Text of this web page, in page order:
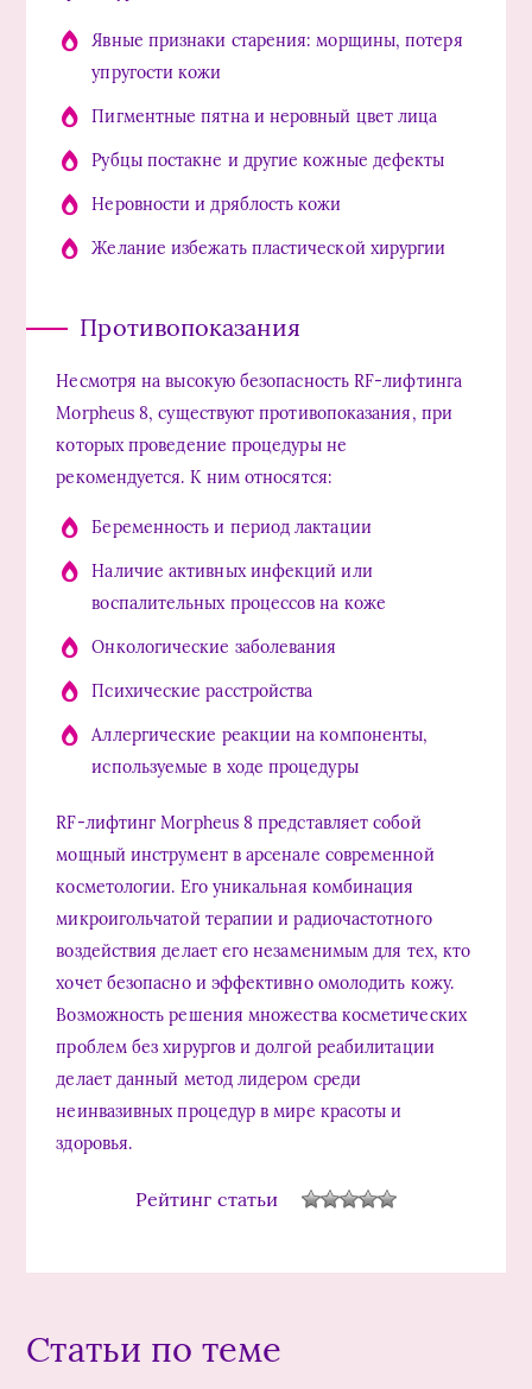
Явные признаки старения: морщины, потеря
упругости кожи
Пигментные пятна и неровный цвет лица
Рубцы постакне и другие кожные дефекты
Неровности и дряблость кожи
Желание избежать пластической хирургии
Противопоказания
Несмотря на высокую безопасность RF-лифтинга
Morpheus 8, существуют противопоказания, при
которых проведение процедуры не
рекомендуется. К ним относятся:
Беременность и период лактации
Наличие активных инфекций или
воспалительных процессов на коже
Онкологические заболевания
Психические расстройства
Аллергические реакции на компоненты,
используемые в ходе процедуры
RF-лифтинг Morpheus 8 представляет собой
мощный инструмент в арсенале современной
косметологии. Его уникальная комбинация
микроигольчатой терапии и радиочастотного
воздействия делает его незаменимым для тех, кто
хочет безопасно и эффективно омолодить кожу.
Возможность решения множества косметических
проблем без хирургов и долгой реабилитации
делает данный метод лидером среди
неинвазивных процедур в мире красоты и
здоровья.
Рейтинг статьи
Статьи по теме